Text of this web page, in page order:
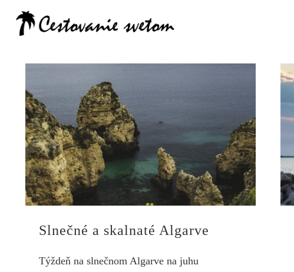
Slnečné a skalnaté Algarve
Týždeň na slnečnom Algarve na juhu